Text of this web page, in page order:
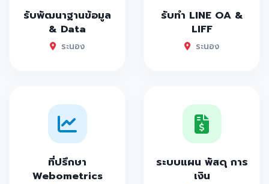
รับพัฒนาฐานข้อมูล
& Data
ระนอง
รับทำ LINE OA &
LIFF
ระนอง
ที่ปรึกษา
Webometrics
ระบบแผน พัสดุ การ
เงิน